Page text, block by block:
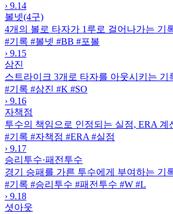
› 9.14
볼넷(4구)
4개의 볼로 타자가 1루로 걸어나가는 기
#기록 #볼넷 #BB #포볼
› 9.15
삼진
스트라이크 3개로 타자를 아웃시키는 기
#기록 #삼진 #K #SO
› 9.16
자책점
투수의 책임으로 인정되는 실점, ERA 계
#기록 #자책점 #ERA #실점
› 9.17
승리투수·패전투수
경기 승패를 가른 투수에게 부여하는 기
#기록 #승리투수 #패전투수 #W #L
› 9.18
셧아웃